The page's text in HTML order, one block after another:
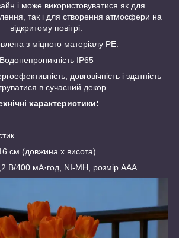
і може використовуватися як для
так і для створення атмосфери на
відкритому повітрі.
з міцного матеріалу PE.
Водонепроникність IP65
довговічність і здатність
в сучасний декор.
характеристики:
см (довжина x висота)
В/400 мА·год, NI-MH, розмір AAA